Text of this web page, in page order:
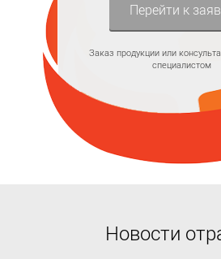
Перейти к
Заказ продукции или
специалистом
Новости